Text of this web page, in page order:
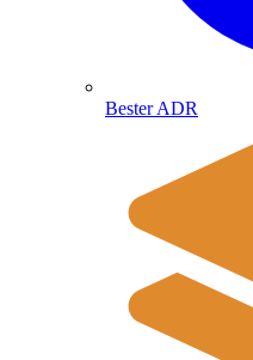
Bester ADR